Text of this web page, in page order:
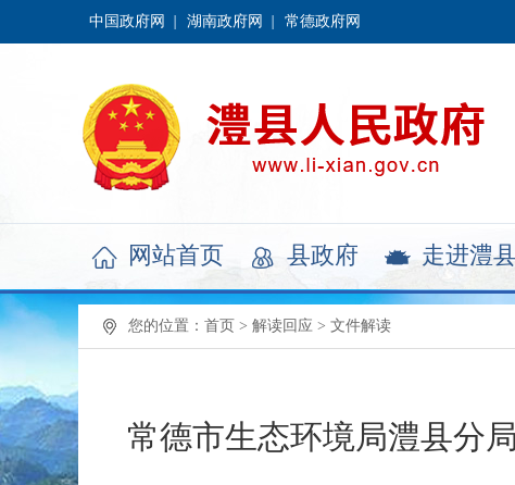
中国政府网 湖南政府网 常德政府网
 网站首页  县政府  走进澧县
您的位置： 首页 > 解读回应 > 文件解读
常德市生态环境局澧县分